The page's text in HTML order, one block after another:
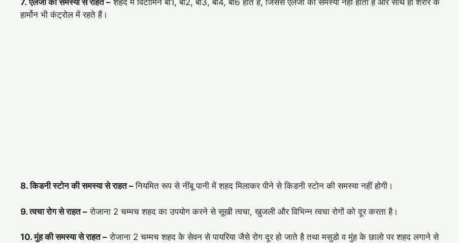
हार्मोन भी कंट्रोल में रहते हैं।
8. किडनी स्टोन की समस्या से राहत –नियमित रूप से नींबू पानी में शहद मिलाकर पीने से किडनी स्टोन की समस्या नहीं होगी।
9. त्वचा रोग से राहत – रोजाना 2 चम्मच शहद का उपयोग करने से सूखी त्वचा, खुजली और विभिन्न त्वचा रोगों को दूर करता है।
10. मुंह की समस्या से राहत – रोजाना 2 चम्मच शहद के सेवन से पायरिया जैसे रोग दूर हो जाते है तथा मसुडो व मुंह के छालो पर शहद लगाने से